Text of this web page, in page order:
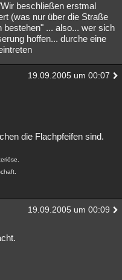
beschließen erstmal
(was nur über die Straße
bestehen" ... also... wer sich
hoffen... durche eine
19.09.2005 um 00:07
die Flachpfeifen sind.
19.09.2005 um 00:09